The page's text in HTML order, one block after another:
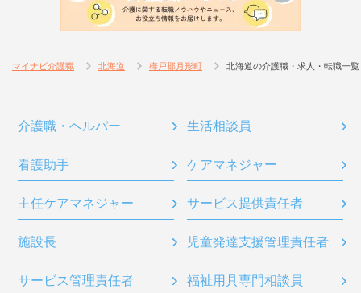
マイナビ介護職 北海道 樺戸郡月形町 北海道の介護職・求人・転職一覧
介護職・ヘルパー 生活相談員
看護助手 ケアマネジャー
主任ケアマネジャー サービス提供責任者
施設長 児童発達支援管理責任者
サービス管理責任者 福祉用具専門相談員